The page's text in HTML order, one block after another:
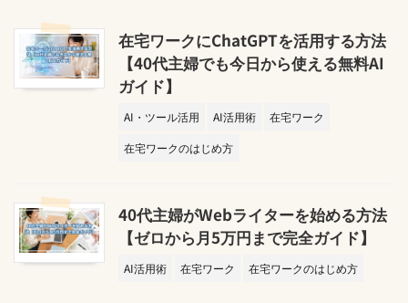
在宅ワークにChatGPTを活用する方法
【40代主婦でも今日から使える無料AI
ガイド】
AI・ツール活用 AI活用術
在宅ワーク
在宅ワークのはじめ方
40代主婦がWebライターを始める方法
【ゼロから月5万円まで完全ガイド】
AI活用術 在宅ワーク 在宅ワークのはじめ方